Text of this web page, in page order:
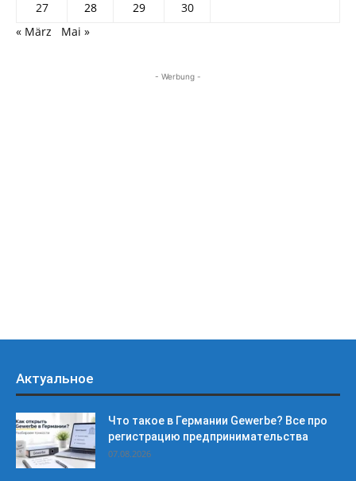
27
28 29
30
« März
Mai »
- Werbung -
Актуальное
Что такое в Германии Gewerbe? Все про
регистрацию предпринимательства
07.08.2026